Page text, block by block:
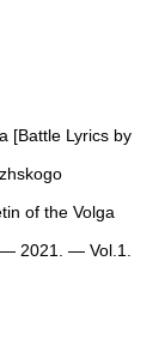
[Battle Lyrics by
of the Volga
2021. — Vol.1.